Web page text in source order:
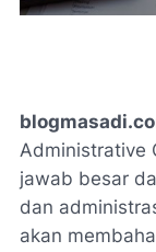
Administrative
jawab besar
dan
akan